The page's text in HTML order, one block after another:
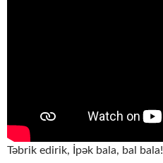
Təbrik edirik, İpək bala, bal